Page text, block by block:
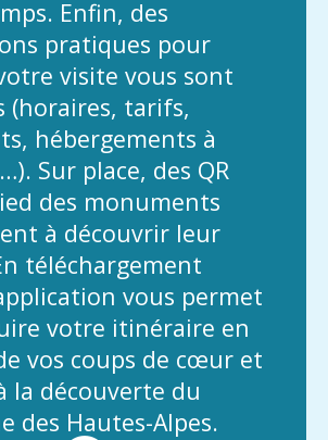
Enfin, des
pratiques pour
visite vous sont
(horaires, tarifs,
hébergements à
Sur place, des QR
des monuments
à découvrir leur
téléchargement
vous permet
votre itinéraire en
vos coups de cœur et
la découverte du
des Hautes-Alpes.